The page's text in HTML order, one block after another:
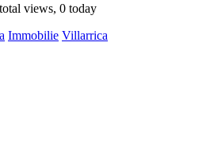
views, 0 today
Immobilie Villarrica